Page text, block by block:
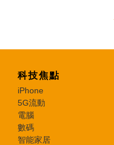
科技焦點
iPhone
5G流動
電腦
數碼
智能家居